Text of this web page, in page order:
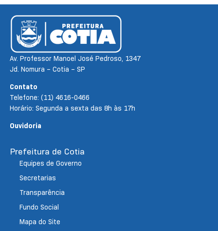
Av. Professor Manoel José Pedroso, 1347
Jd. Nomura – Cotia – SP
Contato
Telefone: (11) 4616-0466
Horário: Segunda a sexta das 8h às 17h
Ouvidoria
Prefeitura de Cotia
Equipes de Governo
Secretarias
Transparência
Fundo Social
Mapa do Site